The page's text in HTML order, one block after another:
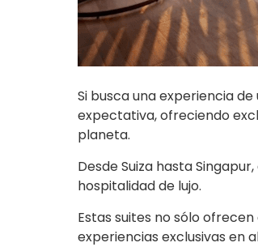
Si busca una experiencia
expectativa, ofreciendo
planeta.
Desde Suiza hasta
hospitalidad de lujo.
Estas suites no sólo
experiencias exclusivas en